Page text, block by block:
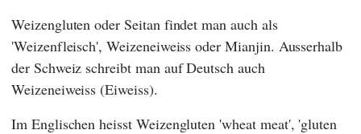
Weizengluten oder Seitan findet man auch als
'Weizenfleisch', Weizeneiweiss oder Mianjin. Ausserhalb
der Schweiz schreibt man auf Deutsch auch
Weizeneiweiss (Eiweiss).
Im Englischen heisst Weizengluten 'wheat meat', 'gluten